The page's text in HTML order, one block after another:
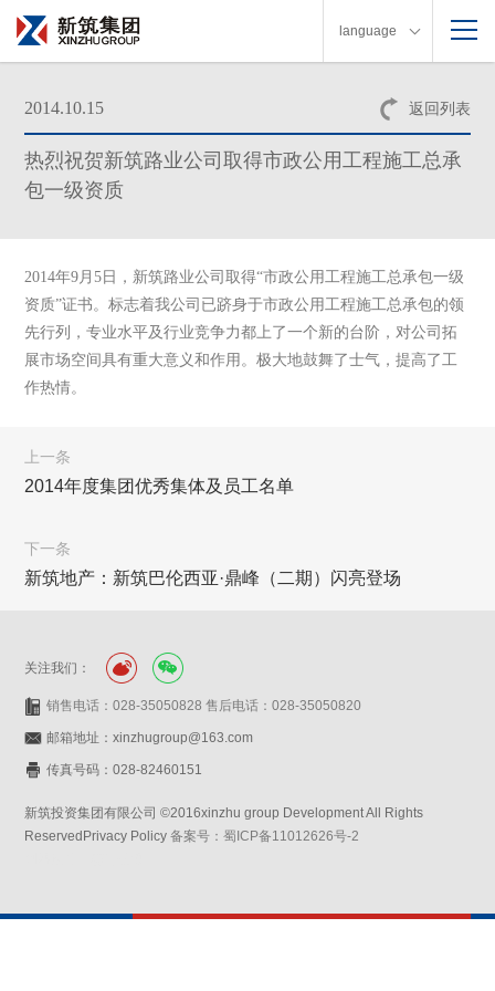
language
返回列表
2014.10.15
热烈祝贺新筑路业公司取得市政公用工程施工总承
包一级资质
2014年9月5日，新筑路业公司取得“市政公用工程施工总承包一级
资质”证书。标志着我公司已跻身于市政公用工程施工总承包的领
先行列，专业水平及行业竞争力都上了一个新的台阶，对公司拓
展市场空间具有重大意义和作用。极大地鼓舞了士气，提高了工
作热情。
上一条
2014年度集团优秀集体及员工名单
下一条
新筑地产：新筑巴伦西亚·鼎峰（二期）闪亮登场
关注我们：
销售电话：028-35050828 售后电话：028-35050820
邮箱地址：xinzhugroup@163.com
传真号码：028-82460151
新筑投资集团有限公司 ©2016xinzhu group Development All Rights
ReservedPrivacy Policy备案号：蜀ICP备11012626号-2